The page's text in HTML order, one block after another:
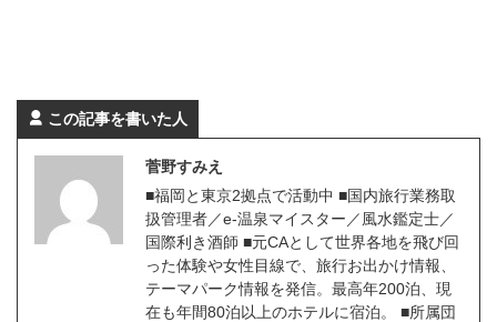
この記事を書いた人
菅野すみえ
■福岡と東京2拠点で活動中 ■国内旅行業務取
扱管理者／e-温泉マイスター／風水鑑定士／
国際利き酒師 ■元CAとして世界各地を飛び回
った体験や女性目線で、旅行お出かけ情報、
テーマパーク情報を発信。最高年200泊、現
在も年間80泊以上のホテルに宿泊。 ■所属団